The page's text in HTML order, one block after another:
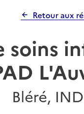
Retour aux
soins
Bléré,